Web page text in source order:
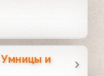
Умницы и